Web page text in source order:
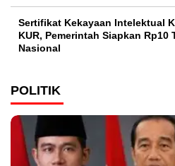
Sertifikat Kekayaan Intelektual
KUR, Pemerintah Siapkan
Nasional
POLITIK